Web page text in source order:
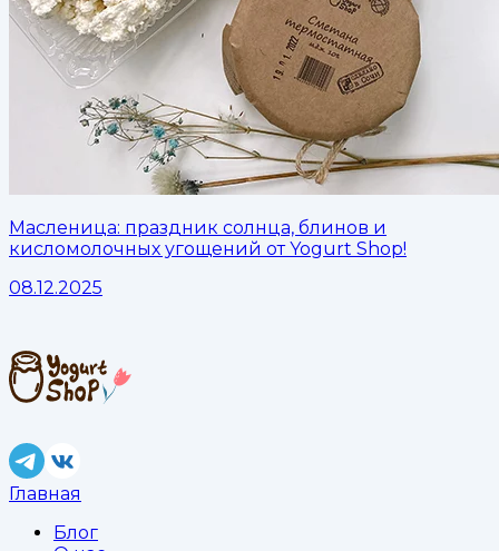
Масленица: праздник солнца, блинов и
кисломолочных угощений от Yogurt Shop!
08.12.2025
Главная
Блог